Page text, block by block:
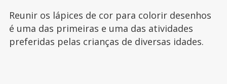
Reunir os lápices de cor para colorir desenhos
é uma das primeiras e uma das atividades
preferidas pelas crianças de diversas idades.